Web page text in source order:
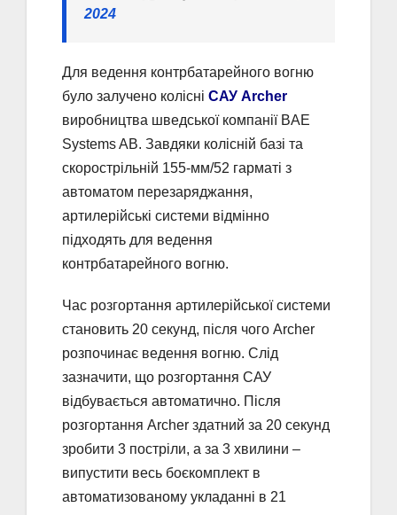
2024
Для ведення контрбатарейного вогню
було залучено колісні САУ Archer
виробництва шведської компанії BAE
Systems AB. Завдяки колісній базі та
скорострільній 155-мм/52 гарматі з
автоматом перезаряджання,
артилерійські системи відмінно
підходять для ведення
контрбатарейного вогню.
Час розгортання артилерійської системи
становить 20 секунд, після чого Archer
розпочинає ведення вогню. Слід
зазначити, що розгортання САУ
відбувається автоматично. Після
розгортання Archer здатний за 20 секунд
зробити 3 постріли, а за 3 хвилини –
випустити весь боєкомплект в
автоматизованому укладанні в 21